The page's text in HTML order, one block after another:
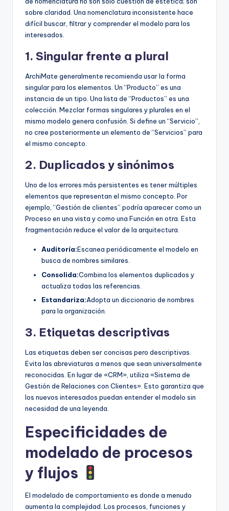
sobre claridad. Una nomenclatura inconsistente hace
difícil buscar, filtrar y comprender el modelo para los
interesados.
1. Singular frente a plural
ArchiMate generalmente recomienda usar la forma
singular para los elementos. Un “Producto” es una
instancia de un tipo. Una lista de “Productos” es una
colección. Mezclar formas singulares y plurales en el
mismo modelo genera confusión. Si define un “Servicio”,
no cree posteriormente un elemento de “Servicios” para
el mismo concepto.
2. Duplicados y sinónimos
Uno de los errores más persistentes es tener múltiples
elementos que representan el mismo concepto. Por
ejemplo, “Gestión de clientes” podría aparecer como un
Proceso en una vista y como una Función en otra. Esta
fragmentación reduce el valor de la arquitectura.
Auditoría:Escanea periódicamente el modelo en
busca de nombres similares.
Consolida:Combina los elementos duplicados y
actualiza todas las referencias.
Estandariza:Adopta un diccionario de nombres
para la organización.
3. Etiquetas descriptivas
Las etiquetas deben ser concisas pero descriptivas.
Evita las abreviaturas a menos que sean universalmente
reconocidas. En lugar de «CRM», utiliza «Sistema de
Gestión de Relaciones con Clientes». Esto garantiza que
los nuevos interesados puedan entender el modelo sin
necesidad de una leyenda.
Especificidades de
modelado de procesos
y flujos
El modelado de comportamiento es donde a menudo
aumenta la complejidad. Los procesos, funciones y